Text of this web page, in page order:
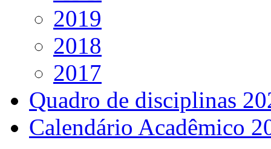
2019
2018
2017
Quadro de disciplinas
Calendário Acadêmico